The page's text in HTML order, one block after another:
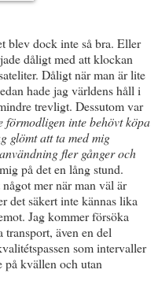
blev dock inte så bra. Eller
dåligt med att klockan
Dåligt när man är lite
hade jag världens håll i
trevligt. Dessutom var
förmodligen inte behövt köpa
glömt att ta med mig
fler gånger och
på det en lång stund.
mer när man väl är
det säkert inte kännas lika
Jag kommer försöka
även en del
som intervaller
på kvällen och utan